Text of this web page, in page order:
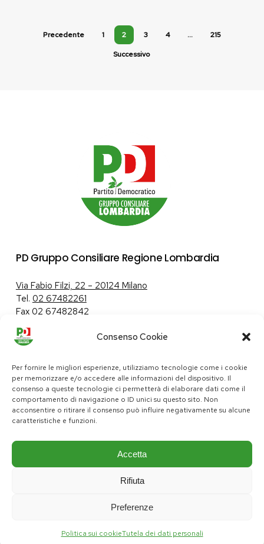
Consenso Cookie
Per fornire le migliori esperienze, utilizziamo tecnologie come i cookie
per memorizzare e/o accedere alle informazioni del dispositivo. Il
consenso a queste tecnologie ci permetterà di elaborare dati come il
comportamento di navigazione o ID unici su questo sito. Non
acconsentire o ritirare il consenso può influire negativamente su alcune
caratteristiche e funzioni.
Accetta
Rifiuta
Preferenze
Politica sui cookieTutela dei dati personali
Precedente 1 2 3 4 … 215
Successivo
PD Gruppo Consiliare Regione Lombardia
Via Fabio Filzi, 22 – 20124 Milano
Tel. 02 67482261
Fax 02 67482842
Tutela dei dati personali|Politica sui cookie
pd@consiglio.regione.lombardia.it
ufficiostampa.pd@consiglio.regione.lombardia.it
Pagine Facebook Gruppo Consiliare PD LombardiaPagina Messenger Gruppo Consiliare PD LombardiaPagina Instagram Gruppo PD LombardiaPagina Youtube Gruppo PD Lombardia